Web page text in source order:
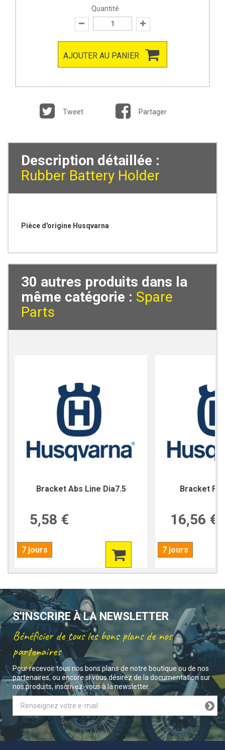
Quantité
AJOUTER AU PANIER
Tweet Partager
Description détaillée :
Rubber Battery Holder
Pièce d'origine Husqvarna
30 autres produits dans la
même catégorie : Spare
Parts
Bracket Abs Line Dia7.5
5,58 €
7 jours
Bracket
16,56 €
7 jours
S'INSCRIRE À LA NEWSLETTER
Bénéficier de tous les bons plans de nos
partenaires
Pour recevoir tous nos bons plans de notre boutique ou de nos
partenaires, ou encore si vous désirez de la documentation sur
nos produits, inscrivez-vous à la newsletter.